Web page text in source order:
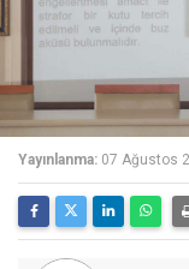
Yayınlanma: 07 Ağustos